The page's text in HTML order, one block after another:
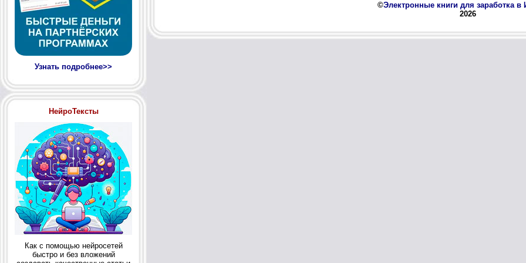
Узнать подробнее>>
НейроТексты
Как с помощью нейросетей
быстро и без вложений
©Электронные книги для заработка в
2026